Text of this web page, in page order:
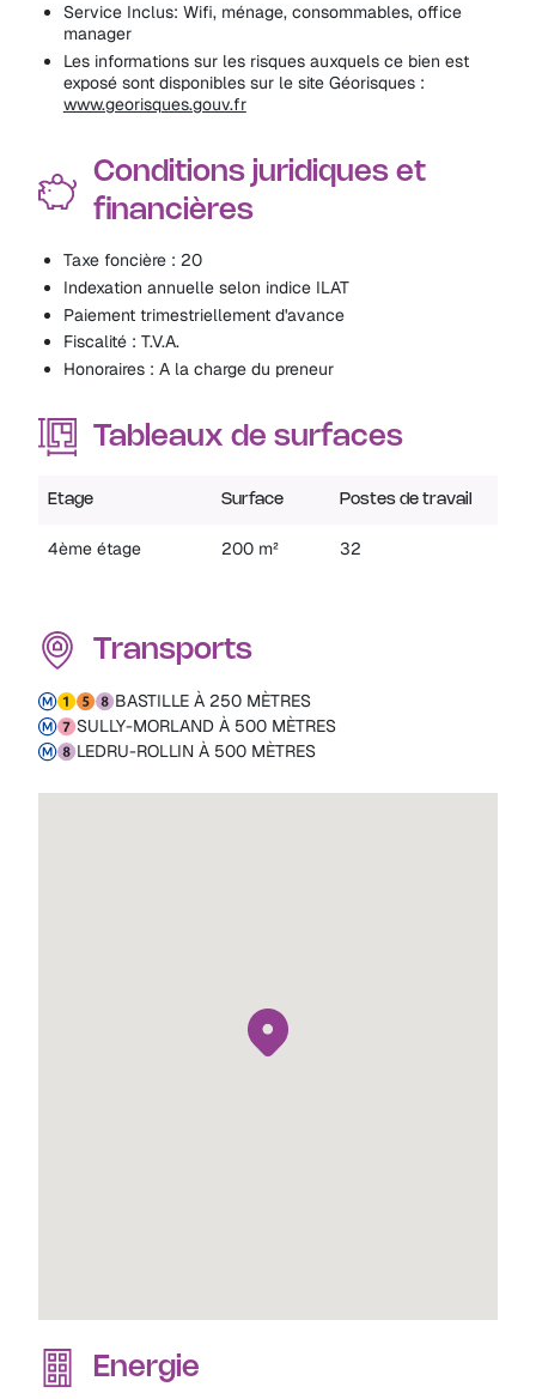
Service Inclus: Wifi, ménage, consommables, office
manager
Les informations sur les risques auxquels ce bien est
exposé sont disponibles sur le site Géorisques :
www.georisques.gouv.fr
Conditions juridiques et
financières
Taxe foncière : 20
Indexation annuelle selon indice ILAT
Paiement trimestriellement d'avance
Fiscalité : T.V.A.
Honoraires : A la charge du preneur
Tableaux de surfaces
Etage Surface Postes de travail
4ème étage 200 m² 32
Transports
BASTILLE À 250 MÈTRES
SULLY-MORLAND À 500 MÈTRES
LEDRU-ROLLIN À 500 MÈTRES
Energie